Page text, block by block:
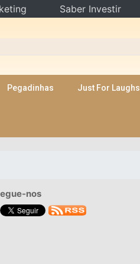
Pegadinhas Just For Laughs
nos
Saber Investir